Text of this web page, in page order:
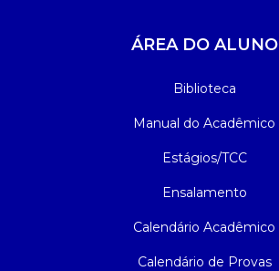
ÁREA DO ALUNO
Biblioteca
Manual do Acadêmico
Estágios/TCC
Ensalamento
Calendário Acadêmico
Calendário de Provas